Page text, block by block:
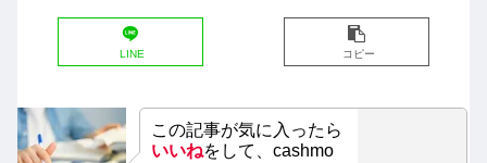
LINE コピー
この記事が気に入ったら
いいねをして、cashmo